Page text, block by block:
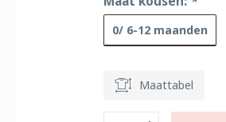
0/ 6-12 maanden
Maattabel